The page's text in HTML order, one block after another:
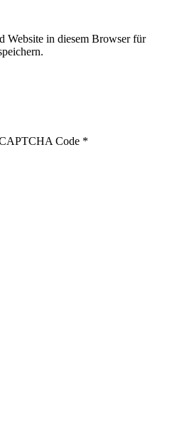
Website in diesem Browser für
Code *